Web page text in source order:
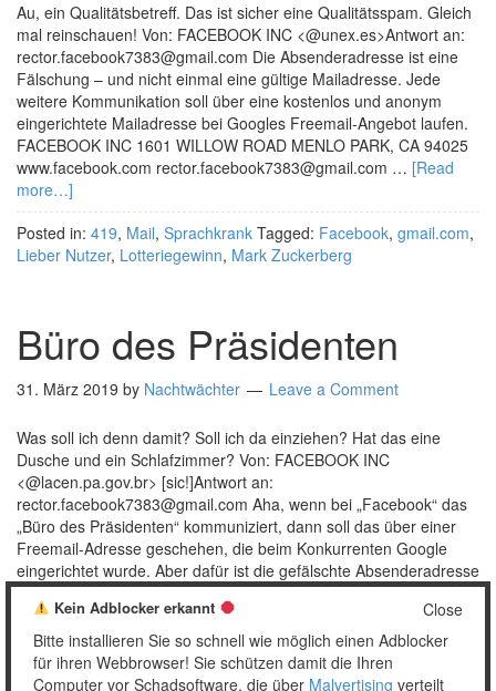
Au, ein Qualitätsbetreff. Das ist sicher eine Qualitätsspam. Gleich
mal reinschauen! Von: FACEBOOK INC <@unex.es>Antwort an:
rector.facebook7383@gmail.com Die Absenderadresse ist eine
Fälschung – und nicht einmal eine gültige Mailadresse. Jede
weitere Kommunikation soll über eine kostenlos und anonym
eingerichtete Mailadresse bei Googles Freemail-Angebot laufen.
FACEBOOK INC 1601 WILLOW ROAD MENLO PARK, CA 94025
www.facebook.com rector.facebook7383@gmail.com … [Read
more…]
Posted in: 419, Mail, Sprachkrank Tagged: Facebook, gmail.com,
Lieber Nutzer, Lotteriegewinn, Mark Zuckerberg
Büro des Präsidenten
31. März 2019 by Nachtwächter Leave a Comment
Was soll ich denn damit? Soll ich da einziehen? Hat das eine
Dusche und ein Schlafzimmer? Von: FACEBOOK INC
<@lacen.pa.gov.br> [sic!]Antwort an:
rector.facebook7383@gmail.com Aha, wenn bei „Facebook“ das
„Büro des Präsidenten“ kommuniziert, dann soll das über einer
Freemail-Adresse geschehen, die beim Konkurrenten Google
eingerichtet wurde. Aber dafür ist die gefälschte Absenderadresse
nicht einmal eine gültige …[Read more…]
Posted in:419,Mail Tagged:Facebook,gmail.com,Lieber Nutzer
Mark Zuckerberg
Close
Kein Adblocker erkannt
Bitte installieren Sie so schnell wie möglich einen Adblocker
für ihren Webbrowser! Sie schützen damit die Ihren
Computer vor Schadsoftware, die über Malvertising verteilt